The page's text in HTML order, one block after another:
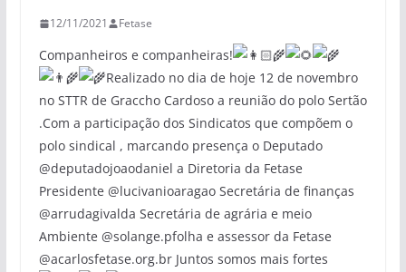
12/11/2021 Fetase
Companheiros e companheiras!
Realizado no dia de hoje 12 de novembro
no STTR de Graccho Cardoso a reunião do polo Sertão
.Com a participação dos Sindicatos que compõem o
polo sindical , marcando presença o Deputado
@deputadojoaodaniel a Diretoria da Fetase
Presidente @lucivanioaragao Secretária de finanças
@arrudagivalda Secretária de agrária e meio
Ambiente @solange.pfolha e assessor da Fetase
@acarlosfetase.org.br Juntos somos mais fortes